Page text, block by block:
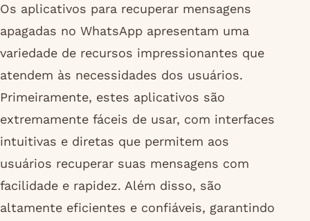
Os aplicativos para recuperar mensagens
apagadas no WhatsApp apresentam uma
variedade de recursos impressionantes que
atendem às necessidades dos usuários.
Primeiramente, estes aplicativos são
extremamente fáceis de usar, com interfaces
intuitivas e diretas que permitem aos
usuários recuperar suas mensagens com
facilidade e rapidez. Além disso, são
altamente eficientes e confiáveis, garantindo